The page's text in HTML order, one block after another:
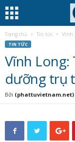
Trang chủ Tin tức Vĩnh
TIN TỨC
Vĩnh Long:
dưỡng trụ
Bởi (phattuvietnam.net)